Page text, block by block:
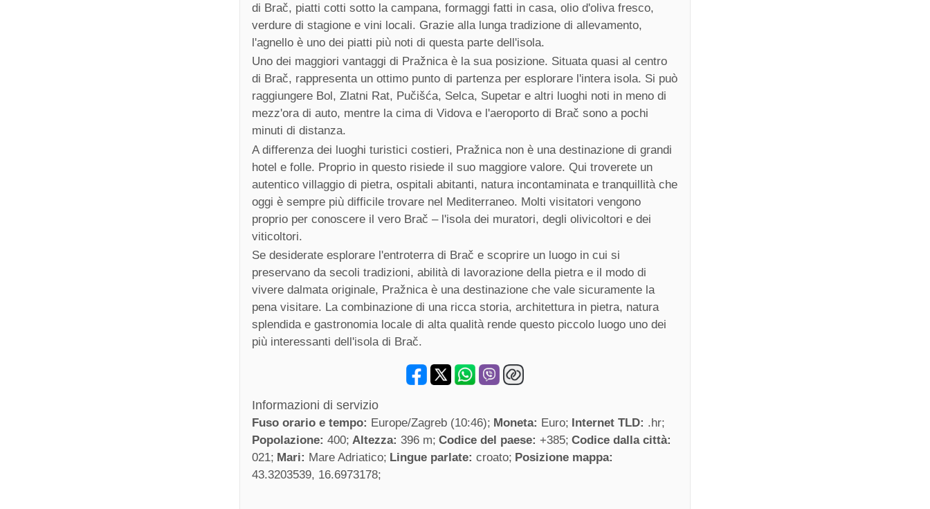
di Brač, piatti cotti sotto la campana, formaggi fatti in casa, olio d'oliva fresco,
verdure di stagione e vini locali. Grazie alla lunga tradizione di allevamento,
l'agnello è uno dei piatti più noti di questa parte dell'isola.
Uno dei maggiori vantaggi di Pražnica è la sua posizione. Situata quasi al centro
di Brač, rappresenta un ottimo punto di partenza per esplorare l'intera isola. Si può
raggiungere Bol, Zlatni Rat, Pučišća, Selca, Supetar e altri luoghi noti in meno di
mezz'ora di auto, mentre la cima di Vidova e l'aeroporto di Brač sono a pochi
minuti di distanza.
A differenza dei luoghi turistici costieri, Pražnica non è una destinazione di grandi
hotel e folle. Proprio in questo risiede il suo maggiore valore. Qui troverete un
autentico villaggio di pietra, ospitali abitanti, natura incontaminata e tranquillità che
oggi è sempre più difficile trovare nel Mediterraneo. Molti visitatori vengono
proprio per conoscere il vero Brač – l'isola dei muratori, degli olivicoltori e dei
viticoltori.
Se desiderate esplorare l'entroterra di Brač e scoprire un luogo in cui si
preservano da secoli tradizioni, abilità di lavorazione della pietra e il modo di
vivere dalmata originale, Pražnica è una destinazione che vale sicuramente la
pena visitare. La combinazione di una ricca storia, architettura in pietra, natura
splendida e gastronomia locale di alta qualità rende questo piccolo luogo uno dei
più interessanti dell'isola di Brač.
Informazioni di servizio
Fuso orario e tempo: Europe/Zagreb (10:46) Moneta: Euro Internet TLD: .hr
Popolazione: 400 Altezza: 396 m Codice del paese: +385 Codice dalla città:
021 Mari: Mare Adriatico Lingue parlate: croato Posizione mappa:
43.3203539, 16.6973178